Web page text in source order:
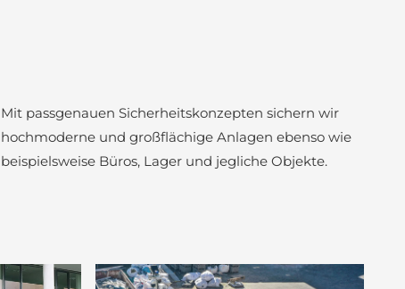
Mit passgenauen Sicherheitskonzepten sichern wir
hochmoderne und großflächige Anlagen ebenso wie
beispielsweise Büros, Lager und jegliche Objekte.